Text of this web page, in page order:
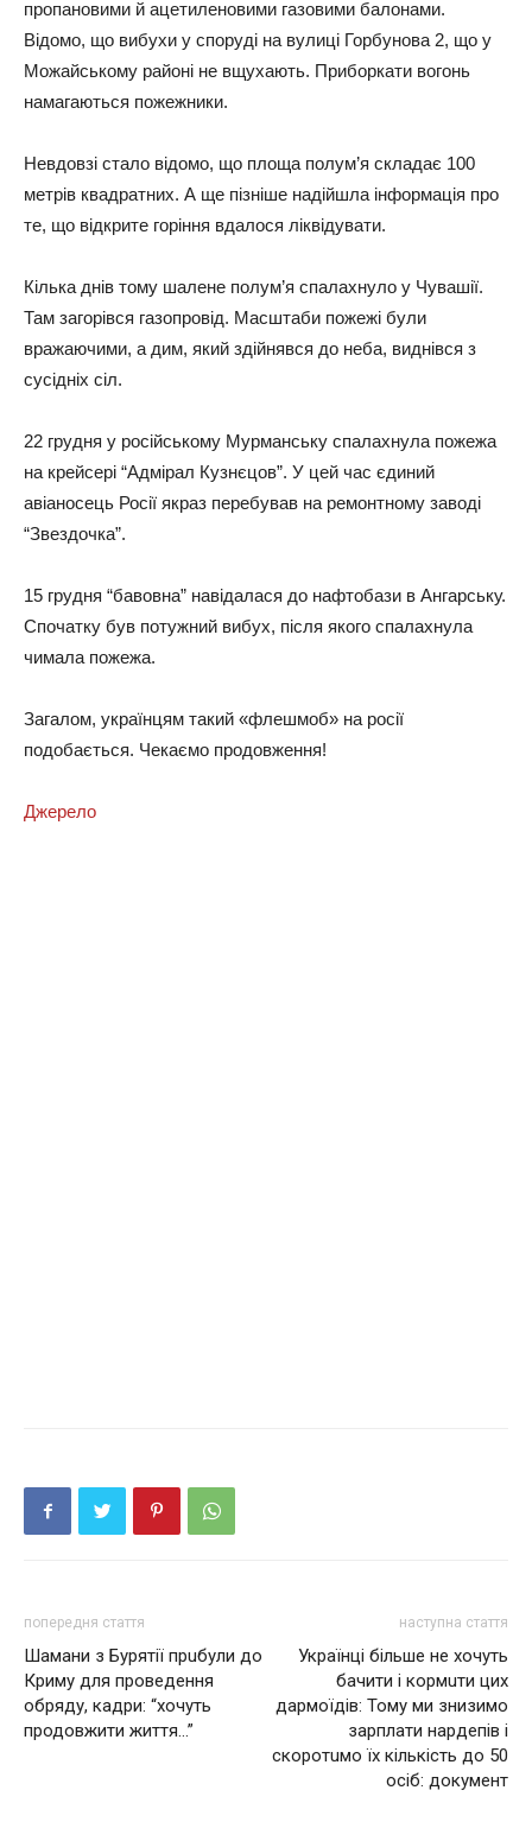
пропановими й ацетиленовими газовими балонами.
Відомо, що вибухи у споруді на вулиці Горбунова 2, що у
Можайському районі не вщухають. Приборкати вогонь
намагаються пожежники.
Невдовзі стало відомо, що площа полум’я складає 100
метрів квадратних. А ще пізніше надійшла інформація про
те, що відкрите горіння вдалося ліквідувати.
Кілька днів тому шалене полум’я спалахнуло у Чувашії.
Там загорівся газопровід. Масштаби пожежі були
вражаючими, а дим, який здійнявся до неба, виднівся з
сусідніх сіл.
22 грудня у російському Мурманську спалахнула пожежа
на крейсері “Адмірал Кузнєцов”. У цей час єдиний
авіаносець Росії якраз перебував на ремонтному заводі
“Звездочка”.
15 грудня “бавовна” навідалася до нафтобази в Ангарську.
Спочатку був потужний вибух, після якого спалахнула
чимала пожежа.
Загалом, українцям такий «флешмоб» на росії
подобається. Чекаємо продовження!
Джерело
попередня стаття
Шамани з Бурятії прuбули до
Криму для проведення
обряду, кадри: “хочуть
продовжити життя…”
наступна стаття
Українці більше не хочуть
бачити і кормuти цих
дapмoїдiв: Тому ми знизимо
зарплати нардепів і
скoрoтuмо їх кількість до 50
oсiб: докyмент